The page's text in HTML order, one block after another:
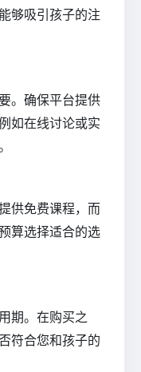
够吸引孩子的注
。确保平台提供
如在线讨论或实
供免费课程，而
算选择适合的选
期。在购买之
符合您和孩子的